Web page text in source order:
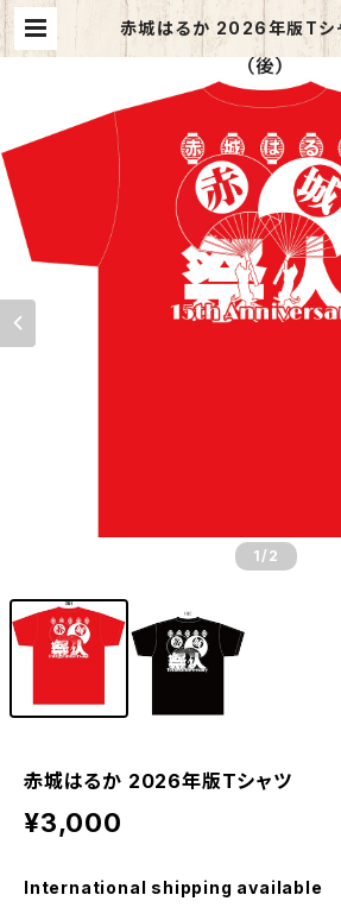
赤城はるか 2026年版Tシ
P Online Shop
1 /2
赤城はるか 2026年版Tシャツ
¥3,000
International shipping available